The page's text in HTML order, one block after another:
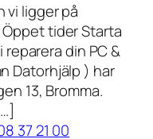
vi ligger på
Öppet tider Starta
din PC &
Datorhjälp ) har
13, Bromma.
37 21 00